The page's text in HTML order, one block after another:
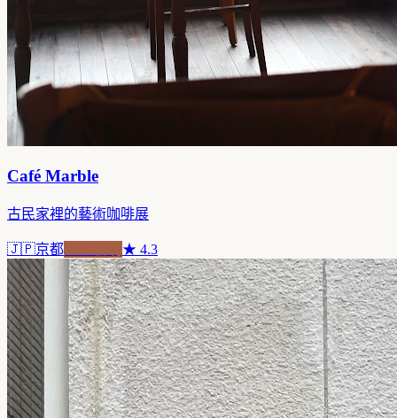
Café Marble
古民家裡的藝術咖啡展
🇯🇵京都 ★ 4.3